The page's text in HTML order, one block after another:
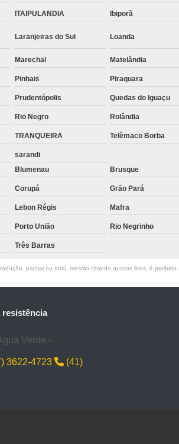
Tubos Aço Inox
Tubos
Tubos Especiais
Tubos
Viga Aço Perfil I
Viga U Aço
ITAIPULANDIA Ibiporã
Laranjeiras do Sul Loanda
Marechal Matelândia
Pinhais Piraquara
Prudentópolis Quedas do Iguaçu
Rio Negro Rolândia
TRANQUEIRA Telêmaco Borba
sarandi
Blumenau Brusque
Corupá Grão Pará
Lebon Régis Mafra
Porto União Rio Negrinho
Três Barras
parcial ou total, mesmo citando nossos links, é
resistência
Verde -
3622-4723
(41)